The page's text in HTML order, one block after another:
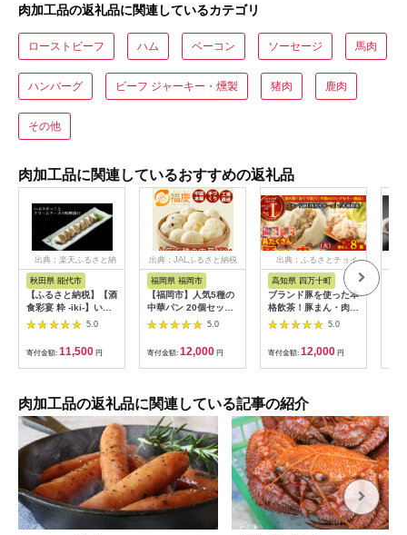
肉加工品の返礼品に関連しているカテゴリ
ローストビーフ ハム ベーコン ソーセージ 馬肉
ハンバーグ ビーフ ジャーキー・燻製 猪肉 鹿肉
その他
肉加工品に関連しているおすすめの返礼品
出典：楽天ふるさと納
秋田県 能代市
【ふるさと納税】【酒
食彩宴 粋 -iki-】いぶ
りがっことクリームチ
ーズの味噌漬け 8枚入
り×3パック 惣菜 漬物
ご当地グルメ つまみ
お酒のあて お届
間～1か月程度でお届
けします。※在庫状況
によってお待ちいただ
く場合がございます。
5.0
寄付金額: 11,500 円
出典：JALふるさと納税
福岡県 福岡市
【福岡市】人気5種の
中華パン 20個セット
| 福岡県 福岡 九州 返
礼品 納税 お取り寄せ
グルメ 取り寄せ グル
メ 食品 お取り寄せ 中
華まん 中華饅頭 肉ま
め合わせ セット 食べ
比べセット 食べ比べ
中華 ご当地 食べ物
5.0
寄付金額: 12,000 円
出典：ふるさとチョイ
高知県 四万十町
ブランド豚を使った本
格飲茶！豚まん・肉し
ゅうまいセット(大)
Qak-28 肉まん 中華
まん 冷凍 人気 おすす
め 惣菜 国産
5.0
寄付金額: 12,000 円
肉加工品の返礼品に関連している記事の紹介